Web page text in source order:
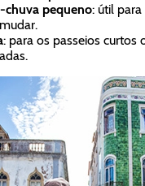
chuva pequeno: útil
: para os passeios curtos